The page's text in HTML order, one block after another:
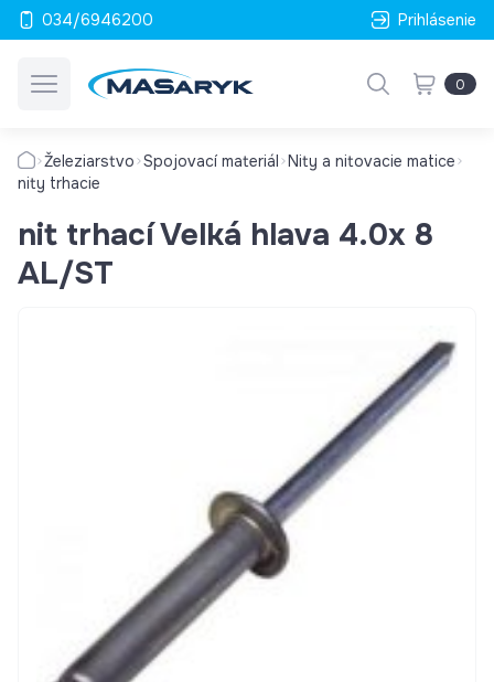
034/6946200 Prihlásenie
0
Železiarstvo Spojovací materiál Nity a nitovacie matice
nity trhacie
nit trhací Velká hlava 4.0x 8
AL/ST